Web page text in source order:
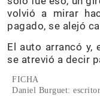
volvió a mirar
pagado, se alejó
El auto arrancó y,
se atrevió a decir
FICHA
Daniel Burguet: